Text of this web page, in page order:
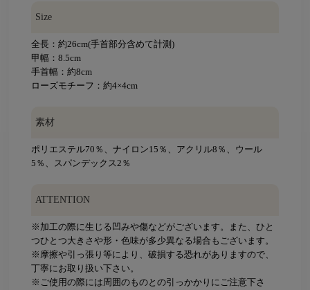
Size
全長：約26cm(手首部分含めて計測)
甲幅：8.5cm
手首幅：約8cm
ローズモチーフ：約4×4cm
素材
ポリエステル70％、ナイロン15％、アクリル8％、ウール
5％、スパンデックス2％
ATTENTION
※加工の際に生じる凹みや傷などがございます。また、ひと
つひとつ大きさや形・色味が多少異なる場合もございます。
※摩擦や引っ張り等により、破損する恐れがありますので、
丁寧にお取り扱い下さい。
※ご使用の際には周囲のものとの引っかかりにご注意下さ